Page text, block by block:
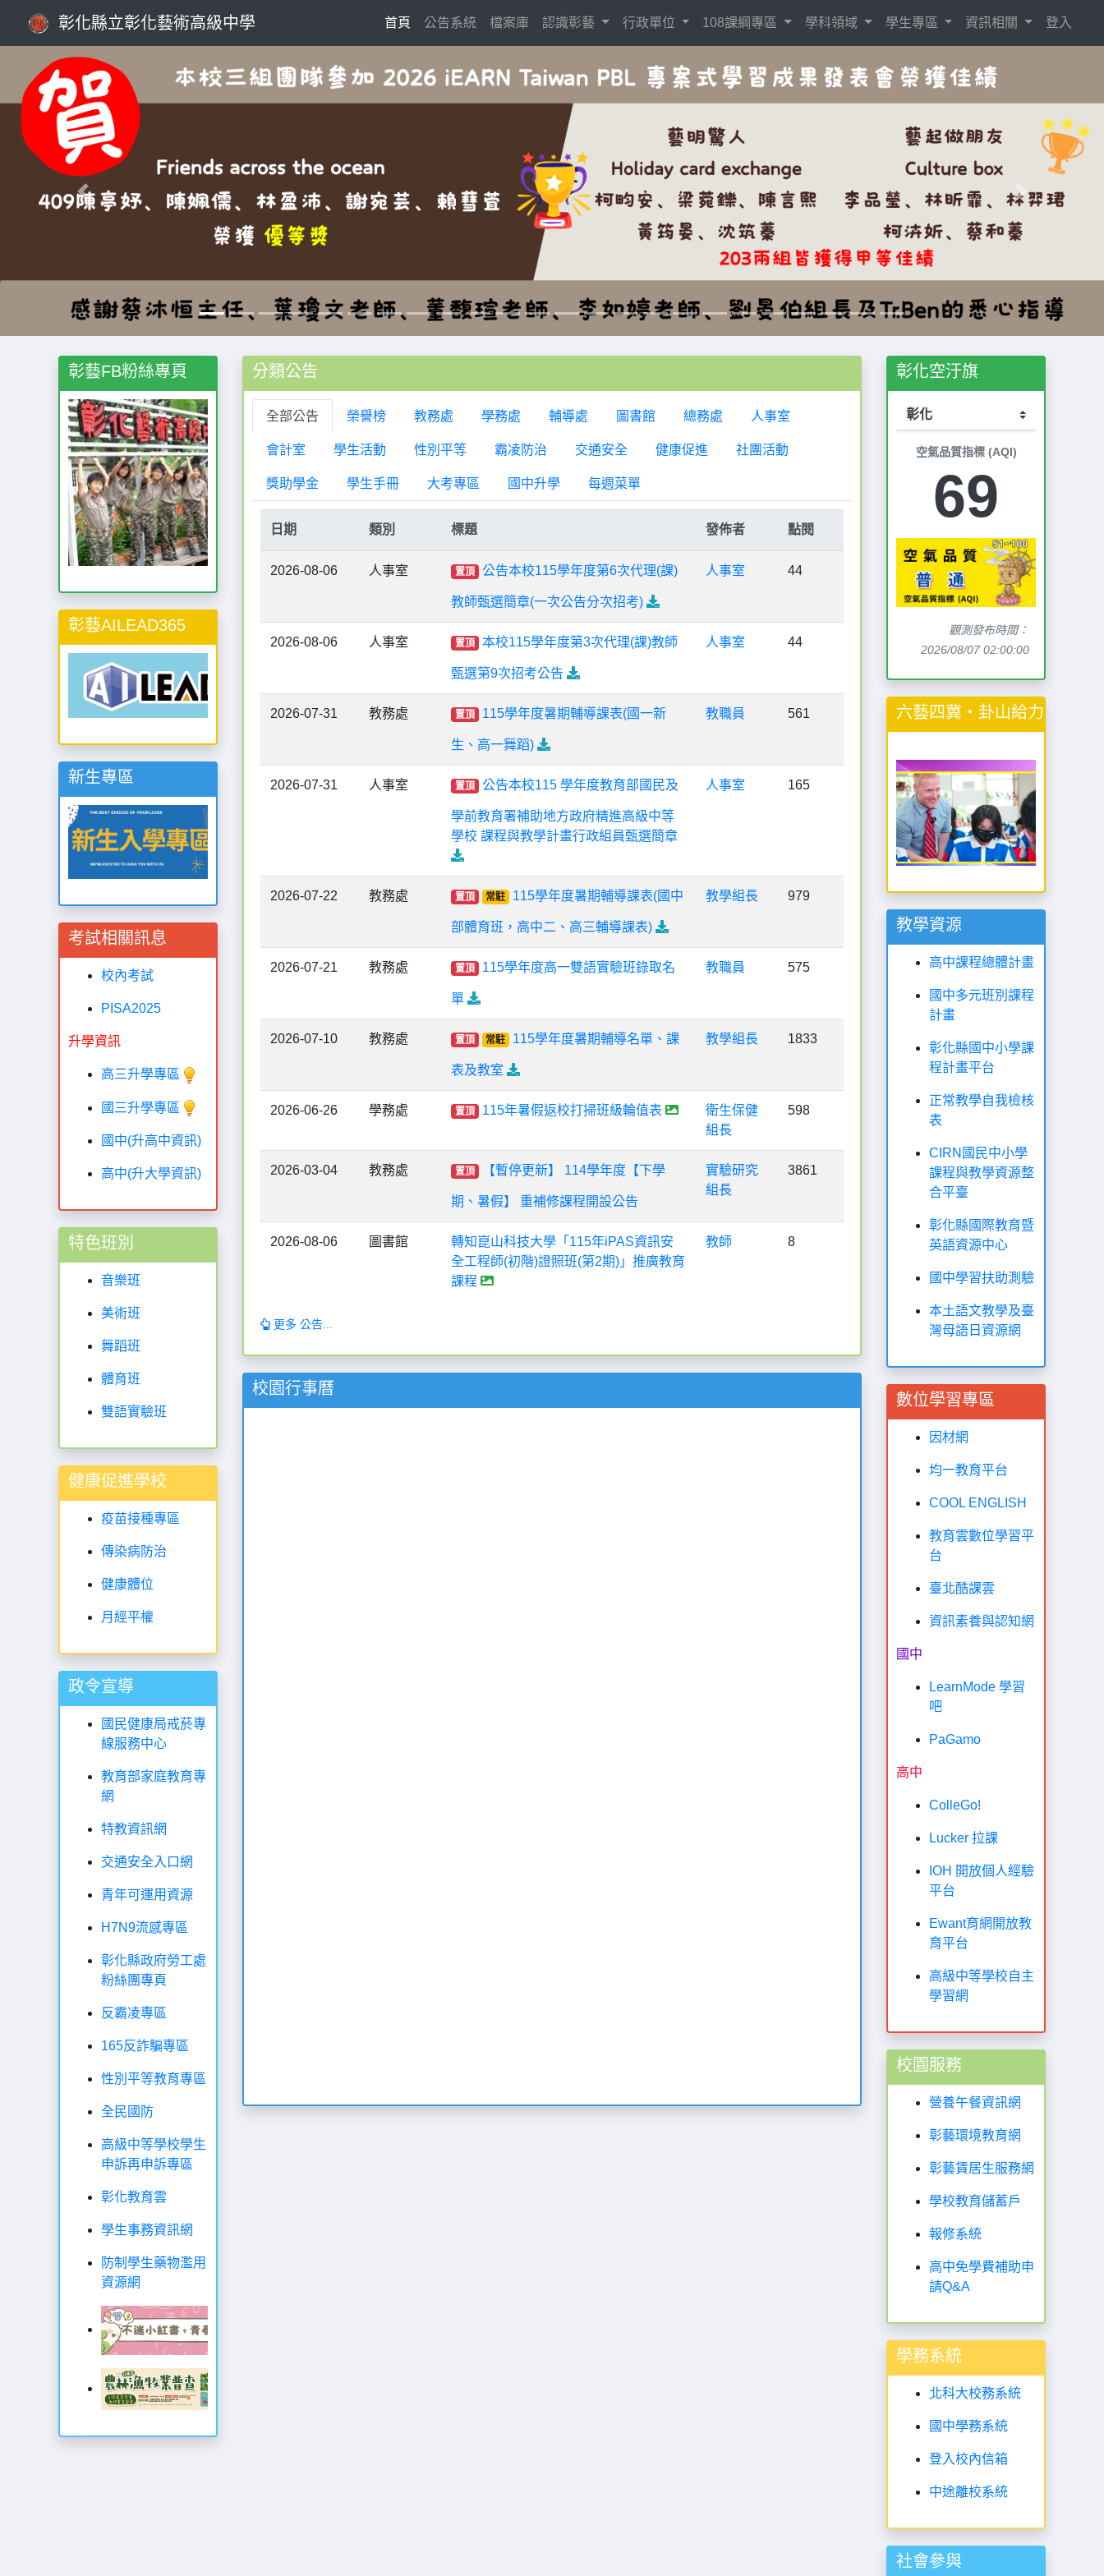
彰化縣立彰化藝術高級中學 首頁(current)
公告系統 檔案庫 認識彰藝 行政單位 108課綱專區 學科領域 學生專區 資訊相關 登入
Previous Next
彰藝FB粉絲專頁
彰藝AILEAD365
新生專區
考試相關訊息
校內考試
PISA2025
升學資訊
高三升學專區
國三升學專區
國中(升高中資訊)
高中(升大學資訊)
特色班別
音樂班
美術班
舞蹈班
體育班
雙語實驗班
健康促進學校
疫苗接種專區
傳染病防治
健康體位
月經平權
政令宣導
國民健康局戒菸專
線服務中心
教育部家庭教育專
網
特教資訊網
交通安全入口網
青年可運用資源
H7N9流感專區
彰化縣政府勞工處
粉絲團專頁
反霸凌專區
165反詐騙專區
性別平等教育專區
全民國防
高級中等學校學生
申訴再申訴專區
彰化教育雲
學生事務資訊網
防制學生藥物濫用
資源網
分類公告
全部公告 榮譽榜 教務處 學務處 輔導處 圖書館 總務處 人事室
會計室 學生活動 性別平等 霸凌防治 交通安全 健康促進 社團活動
獎助學金 學生手冊 大考專區 國中升學 每週菜單
日期 類別 標題 發佈者 點閱
2026-08-06 人事室 置頂 公告本校115學年度第6次代理(課)
教師甄選簡章(一次公告分次招考)
人事室 44
2026-08-06 人事室 置頂 本校115學年度第3次代理(課)教師
甄選第9次招考公告
人事室 44
2026-07-31 教務處 置頂 115學年度暑期輔導課表(國一新
生、高一舞蹈)
教職員 561
2026-07-31 人事室 置頂 公告本校115 學年度教育部國民及
學前教育署補助地方政府精進高級中等
學校 課程與教學計畫行政組員甄選簡章
人事室 165
2026-07-22 教務處 置頂 常駐 115學年度暑期輔導課表(國中
部體育班，高中二、高三輔導課表)
教學組長 979
2026-07-21 教務處 置頂 115學年度高一雙語實驗班錄取名
單
教職員 575
2026-07-10 教務處 置頂 常駐 115學年度暑期輔導名單、課
表及教室
教學組長 1833
2026-06-26 學務處 置頂 115年暑假返校打掃班級輪值表
衛生保健
組長
598
2026-03-04 教務處 置頂 【暫停更新】 114學年度【下學
期、暑假】 重補修課程開設公告
實驗研究
組長
3861
2026-08-06 圖書館
轉知崑山科技大學「115年iPAS資訊安
全工程師(初階)證照班(第2期)」推廣教育
課程
教師 8
更多 公告...
校園行事曆
彰化空汙旗
空氣品質指標 (AQI)
69
觀測發布時間：
2026/08/07 02:00:00
六藝四冀‧卦山給力
教學資源
高中課程總體計畫
國中多元班別課程
計畫
彰化縣國中小學課
程計畫平台
正常教學自我檢核
表
CIRN國民中小學
課程與教學資源整
合平臺
彰化縣國際教育暨
英語資源中心
國中學習扶助測驗
本土語文教學及臺
灣母語日資源網
數位學習專區
因材網
均一教育平台
COOL ENGLISH
教育雲數位學習平
台
臺北酷課雲
資訊素養與認知網
國中
LearnMode 學習
吧
PaGamo
高中
ColleGo!
Lucker 拉課
IOH 開放個人經驗
平台
Ewant育網開放教
育平台
高級中等學校自主
學習網
校園服務
營養午餐資訊網
彰藝環境教育網
彰藝賃居生服務網
學校教育儲蓄戶
報修系統
高中免學費補助申
請Q&A
學務系統
北科大校務系統
國中學務系統
登入校內信箱
中途離校系統
社會參與